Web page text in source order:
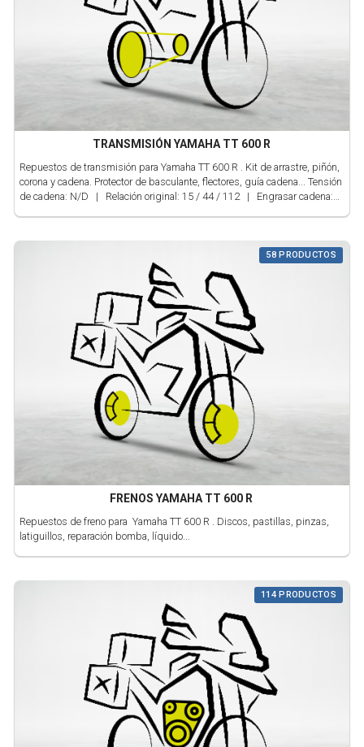
TRANSMISIÓN YAMAHA TT 600 R
Repuestos de transmisión para Yamaha TT 600 R . Kit de arrastre, piñón,
corona y cadena. Protector de basculante, flectores, guía cadena... Tensión
de cadena: N/D | Relación original: 15 / 44 / 112 | Engrasar cadena:
58 PRODUCTOS
FRENOS YAMAHA TT 600 R
Repuestos de freno para Yamaha TT 600 R . Discos, pastillas, pinzas,
latiguillos, reparación bomba, líquido...
114 PRODUCTOS